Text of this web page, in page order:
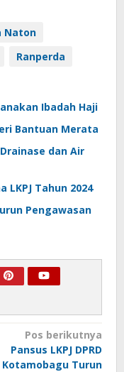
Naton
Ranperda
Ibadah Haji
Bantuan Merata
dan Air
LKPJ Tahun 2024
Pengawasan
Pos berikutnya
Pansus LKPJ DPRD
Kotamobagu Turun